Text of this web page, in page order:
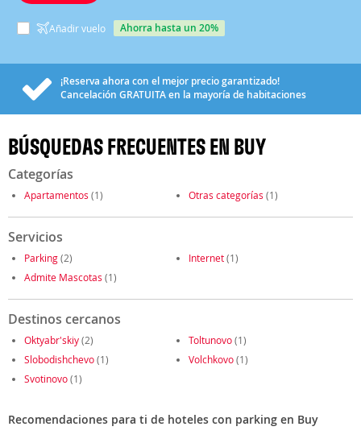
Añadir vuelo ahorra hasta un 20%
¡Reserva ahora con el mejor precio garantizado!
Cancelación GRATUITAen la mayoría de habitaciones
BÚSQUEDAS FRECUENTES EN BUY
Categorías
Apartamentos (1) Otras categorías (1)
Servicios
Parking(2) Internet(1)
Admite Mascotas (1)
Destinos cercanos
Oktyabr'skiy(2) Toltunovo(1)
Slobodishchevo(1) Volchkovo(1)
Svotinovo(1)
Recomendaciones para ti de hoteles con parking en Buy